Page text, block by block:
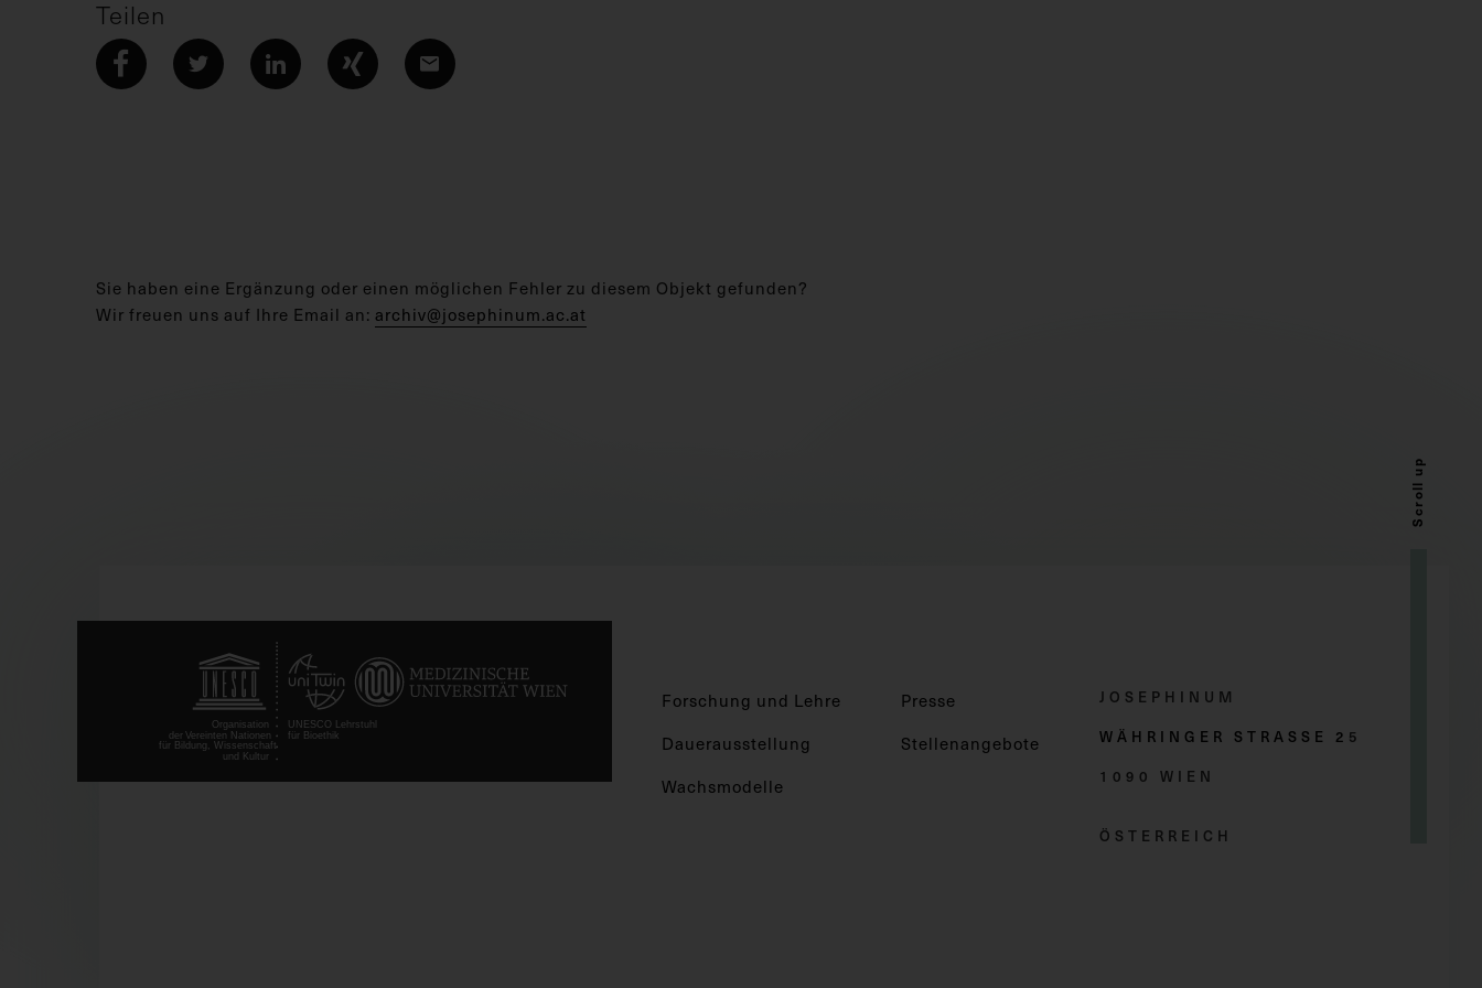
Teilen
Sie haben eine Ergänzung oder einen möglichen Fehler zu diesem Objekt gefunden?
Wir freuen uns auf Ihre Email an: archiv@josephinum.ac.at
Scroll up
Forschung und Lehre
Dauerausstellung
Wachsmodelle
Presse
Stellenangebote
JOSEPHINUM
WÄHRINGER STRASSE 2 5
1090 WIEN
ÖSTERREICH